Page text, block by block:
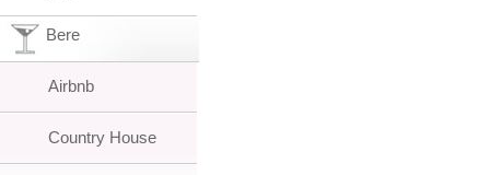
Bere
Airbnb
Country House